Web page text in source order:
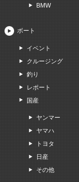
BMW
ボート
イベント
クルージング
釣り
レポート
国産
ヤンマー
ヤマハ
トヨタ
日産
その他